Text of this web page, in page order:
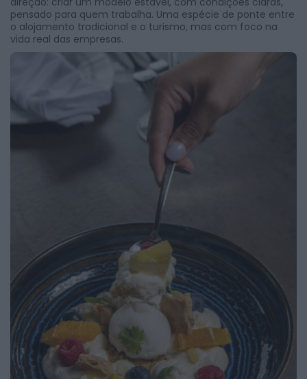
pensado para quem trabalha. Uma espécie de ponte entre
o alojamento tradicional e o turismo, mas com foco na
vida real das empresas.